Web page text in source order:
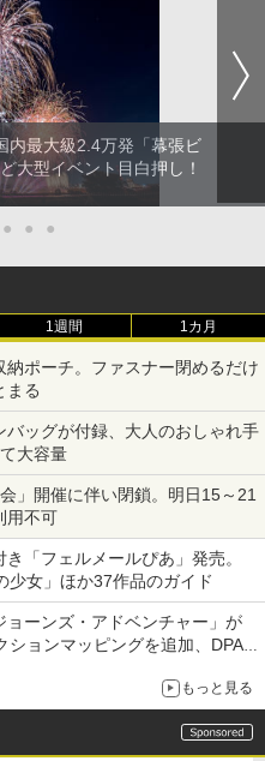
内最大級2.4万発「幕張ビ
大型イベント目白押し！
● ● ●
1週間 1カ月
ポーチ。ファスナー閉めるだけ
まる
ッグが付録、大人のおしゃれ手
大容量
」開催に伴い閉鎖。明日15～21
用不可
「フェルメールぴあ」発売。
少女」ほか37作品のガイド
ーンズ・アドベンチャー」が
ションマッピングを追加、DPA
もっと見る